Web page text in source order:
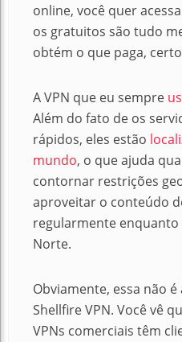
online, você quer
os gratuitos são tudo
obtém o que paga,
A VPN que eu sempre
Além do fato de os
rápidos, eles estão
mundo, o que ajuda
contornar restrições
aproveitar o conteúdo
regularmente
Norte.
Obviamente, essa não
Shellfire VPN. Você vê
VPNs comerciais têm